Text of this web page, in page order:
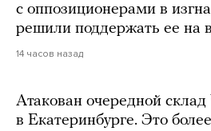
с оппозиционерами в
решили поддержать ее на
14 часов назад
Атакован очередной
в Екатеринбурге. Это